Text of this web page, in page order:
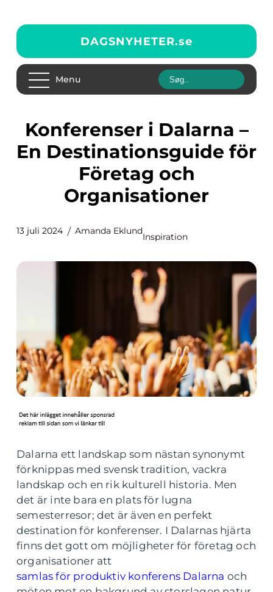
DAGSNYHETER.se
Menu
Konferenser i Dalarna –
En Destinationsguide för
Företag och
Organisationer
13 juli 2024 Amanda Eklund
Inspiration
Dalarna ett landskap som nästan synonymt
förknippas med svensk tradition, vackra
landskap och en rik kulturell historia. Men
det är inte bara en plats för lugna
semesterresor; det är även en perfekt
destination för konferenser. I Dalarnas hjärta
finns det gott om möjligheter för företag och
organisationer att
samlas för produktiv konferens Dalarna och